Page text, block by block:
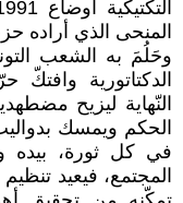
المنحى الذي أراده
وحَلُمَ به الشعب
الدكتاتورية
النّهاية ليزيح
الحكم ويمسك
في كل ثورة، بيده
المجتمع، فيعيد